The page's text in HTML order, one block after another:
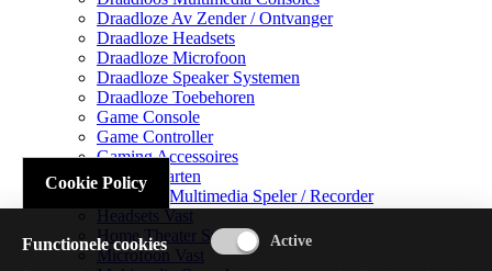
Draadloze Av Zender / Ontvanger
Draadloze Headsets
Draadloze Microfoon
Draadloze Speaker Systemen
Draadloze Toebehoren
Game Console
Game Controller
Gaming Accessoires
Geluidskaarten
Handheld Multimedia Speler / Recorder
Headsets Vast
Home Theater Systems
Microfoon Vast
Cookie Policy
Functionele cookies